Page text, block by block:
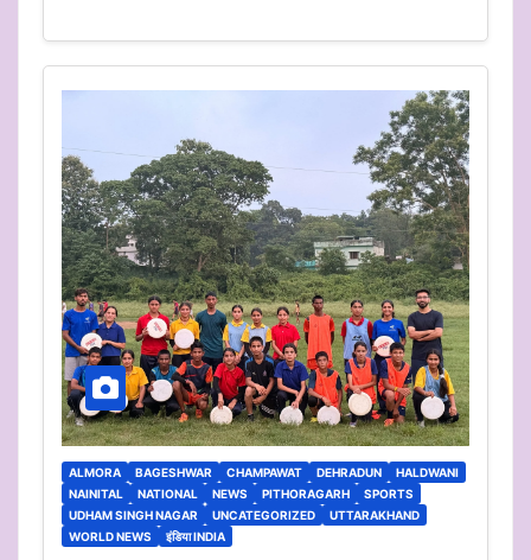
ALMORA BAGESHWAR CHAMPAWAT DEHRADUN
HALDWANI
NAINITAL
NATIONAL NEWS PITHORAGARH
SPORTS
UDHAM SINGH NAGAR
UNCATEGORIZED
UTTARAKHAND
WORLD NEWS
इंडिया INDIA